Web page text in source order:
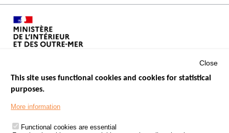
Footer
PROCESSING OF PERSONAL DATA FROM ROAD ACCIDENTS
Close
This site uses functional cookies and cookies for statistical
purposes.
More information
Functional cookies are essential